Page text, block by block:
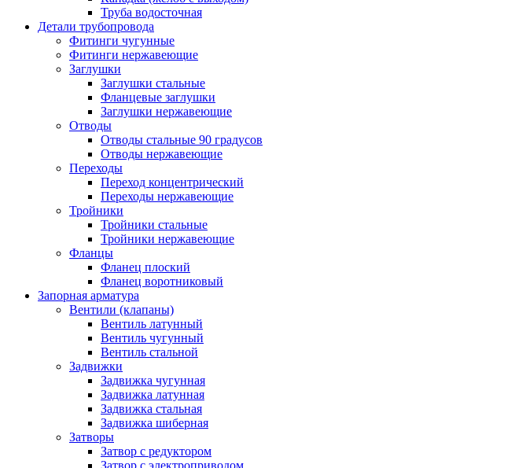
Труба водосточная
Детали трубопровода
Фитинги чугунные
Фитинги нержавеющие
Заглушки
Заглушки стальные
Фланцевые заглушки
Заглушки нержавеющие
Отводы
Отводы стальные 90 градусов
Отводы нержавеющие
Переходы
Переход концентрический
Переходы нержавеющие
Тройники
Тройники стальные
Тройники нержавеющие
Фланцы
Фланец плоский
Фланец воротниковый
Запорная арматура
Вентили (клапаны)
Вентиль латунный
Вентиль чугунный
Вентиль стальной
Задвижки
Задвижка чугунная
Задвижка латунная
Задвижка стальная
Задвижка шиберная
Затворы
Затвор с редуктором
Затвор с электроприводом